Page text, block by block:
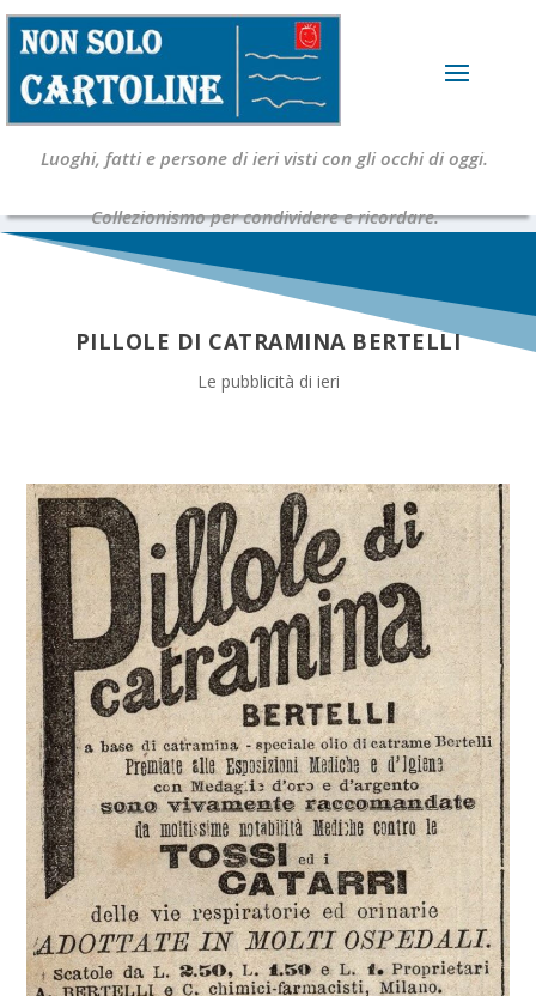
Luoghi, fatti e persone di ieri visti con gli occhi di oggi.
Collezionismo per condividere e ricordare.
PILLOLE DI CATRAMINA BERTELLI
Le pubblicità di ieri